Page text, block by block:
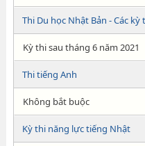
Thi Du học Nhật Bản - Các
Kỳ thi sau tháng 6 năm 2021
Thi tiếng Anh
Không bắt buộc
Kỳ thi năng lực tiếng Nhật